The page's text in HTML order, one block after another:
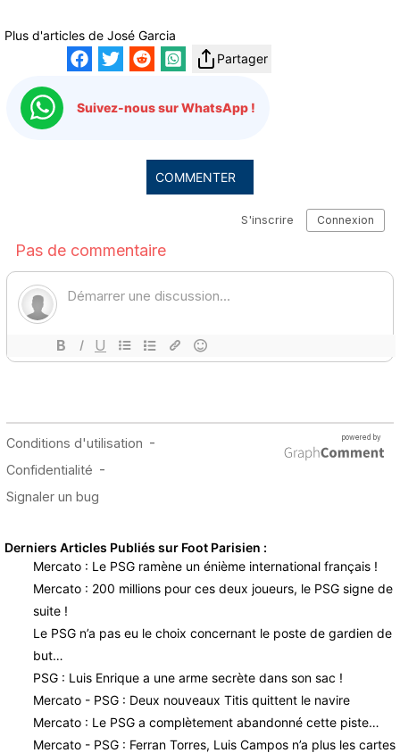
Plus d'articles de José Garcia
Partager
Suivez-nous sur WhatsApp !
COMMENTER
Derniers Articles Publiés sur Foot Parisien :
Mercato : Le PSG ramène un énième international français !
Mercato : 200 millions pour ces deux joueurs, le PSG signe de
suite !
Le PSG n’a pas eu le choix concernant le poste de gardien de
but…
PSG : Luis Enrique a une arme secrète dans son sac !
Mercato - PSG : Deux nouveaux Titis quittent le navire
Mercato : Le PSG a complètement abandonné cette piste…
Mercato - PSG : Ferran Torres, Luis Campos n’a plus les cartes